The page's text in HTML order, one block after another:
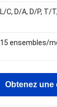
L/C, D/A, D/P, T/
15 ensembles/
Obtenez une